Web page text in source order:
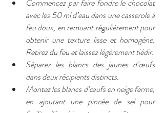
Commencez par faire fondre le chocolat
avec les 50 ml d’eau dans une casserole à
feu doux, en remuant régulièrement pour
obtenir une texture lisse et homogène.
Retirez du feu et laissez légèrement tiédir.
Séparez les blancs des jaunes d’œufs
dans deux récipients distincts.
Montez les blancs d’œufs en neige ferme,
en ajoutant une pincée de sel pour